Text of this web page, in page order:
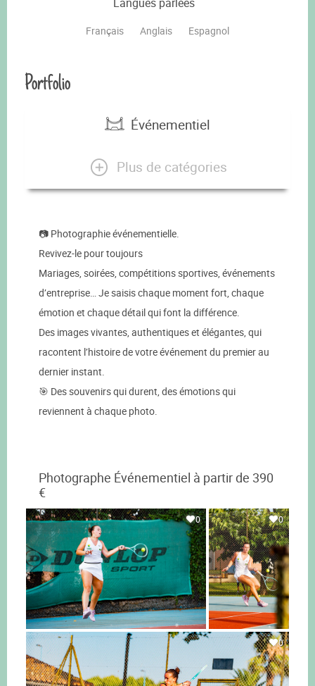
Français Anglais Espagnol
Portfolio
Événementiel
Plus de catégories
📷 Photographie événementielle.
Revivez-le pour toujours
Mariages, soirées, compétitions sportives, événements
d’entreprise… Je saisis chaque moment fort, chaque
émotion et chaque détail qui font la différence.
Des images vivantes, authentiques et élégantes, qui
racontent l’histoire de votre événement du premier au
dernier instant.
🎯 Des souvenirs qui durent, des émotions qui
reviennent à chaque photo.
Photographe Événementiel à partir de 390
€
0 0
0